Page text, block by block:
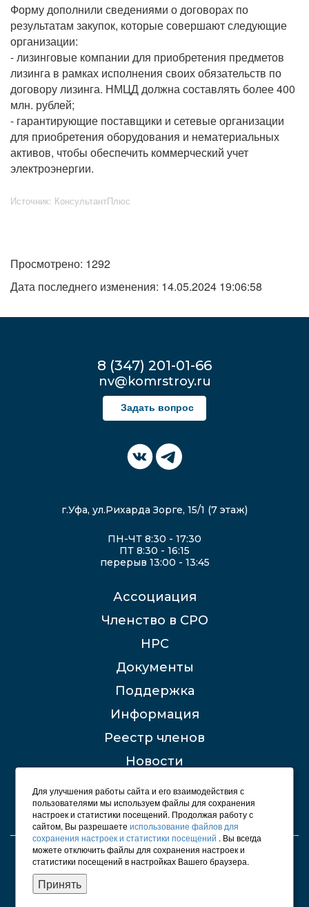
Форму дополнили сведениями о договорах по
результатам закупок, которые совершают следующие
организации:
- лизинговые компании для приобретения предметов
лизинга в рамках исполнения своих обязательств по
договору лизинга. НМЦД должна составлять более 400
млн. рублей;
- гарантирующие поставщики и сетевые организации
для приобретения оборудования и нематериальных
активов, чтобы обеспечить коммерческий учет
электроэнергии.
Источник: КонсультантПлюс
Просмотрено: 1292
Дата последнего изменения: 14.05.2024 19:06:58
8 (347) 201-01-66
nv@komrstroy.ru
Задать вопрос
г.Уфа, ул.Рихарда Зорге, 15/1 (7 этаж)
ПН-ЧТ 8:30 - 17:30
ПТ 8:30 - 16:15
перерыв 13:00 - 13:45
Ассоциация
Членство в СРО
НРС
Документы
Поддержка
Информация
Реестр членов
Новости
Контакты
© 2012 - 2026 СРО "Строители Башкирии"
Политика конфиденциальности
Для улучшения работы сайта и его взаимодействия с
пользователями мы используем файлы для сохранения
настроек и статистики посещений. Продолжая работу с
сайтом, Вы разрешаетеиспользование файлов для
сохранения настроек и статистики посещений . Вы всегда
можете отключить файлы для сохранения настроек и
статистики посещений в настройках Вашего браузера.
Принять